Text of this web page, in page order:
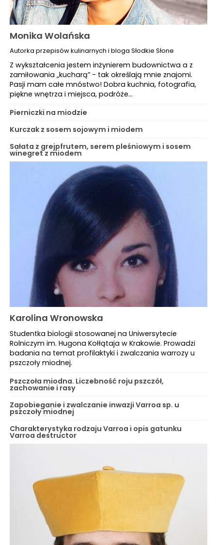
Monika Wolańska
Autorka przepisów kulinarnych i bloga Słodkie Słone
Z wykształcenia jestem inżynierem budownictwa a z
zamiłowania „kucharą” - tak określają mnie znajomi.
Pasji mam całe mnóstwo! Dobra kuchnia, fotografia,
piękne wnętrza i miejsca, podróże…
Pierniczki na miodzie
Kurczak z sosem sojowym i miodem
Sałata z grejpfrutem, serem pleśniowym i sosem
winegret z miodem
Karolina Wronowska
Studentka biologii stosowanej na Uniwersytecie
Rolniczym im. Hugona Kołłątaja w Krakowie. Prowadzi
badania na temat profilaktyki i zwalczania warrozy u
pszczoły miodnej.
Pszczoła miodna. Liczebność roju pszczół,
zachowanie i rasy
Zapobieganie i zwalczanie inwazji Varroa sp. u
pszczoły miodnej
Charakterystyka rodzaju Varroa i opis gatunku
Varroa destructor